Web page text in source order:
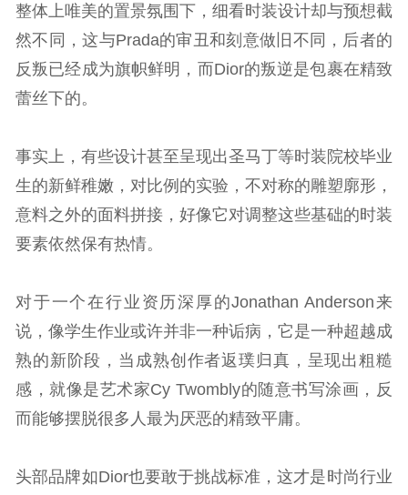
整体上唯美的置景氛围下，细看时装设计却与预想截
然不同，这与Prada的审丑和刻意做旧不同，后者的
反叛已经成为旗帜鲜明，而Dior的叛逆是包裹在精致
蕾丝下的。
事实上，有些设计甚至呈现出圣马丁等时装院校毕业
生的新鲜稚嫩，对比例的实验，不对称的雕塑廓形，
意料之外的面料拼接，好像它对调整这些基础的时装
要素依然保有热情。
对于一个在行业资历深厚的Jonathan Anderson来
说，像学生作业或许并非一种诟病，它是一种超越成
熟的新阶段，当成熟创作者返璞归真，呈现出粗糙
感，就像是艺术家Cy Twombly的随意书写涂画，反
而能够摆脱很多人最为厌恶的精致平庸。
头部品牌如Dior也要敢于挑战标准，这才是时尚行业